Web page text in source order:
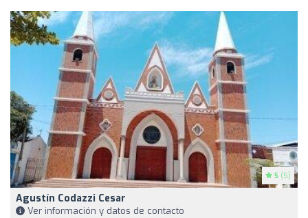
5 (5)
Agustín Codazzi Cesar
Ver información y datos de contacto